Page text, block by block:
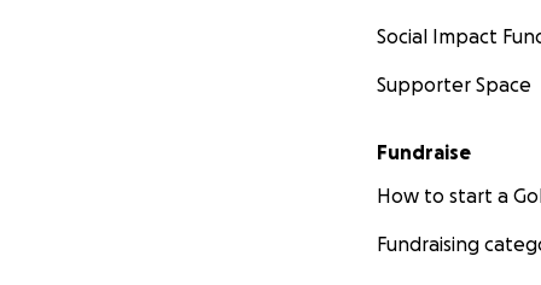
Social Impact
Supporter Space
Fundraise
How to start a
Fundraising